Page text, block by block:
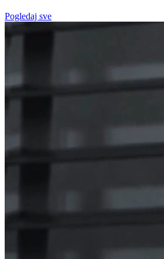
Pogledaj sve